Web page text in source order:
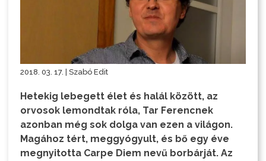
2018. 03. 17. | Szabó Edit
Hetekig lebegett élet és halál között, az
orvosok lemondtak róla, Tar Ferencnek
azonban még sok dolga van ezen a világon.
Magához tért, meggyógyult, és bő egy éve
megnyitotta Carpe Diem nevű borbárját. Az